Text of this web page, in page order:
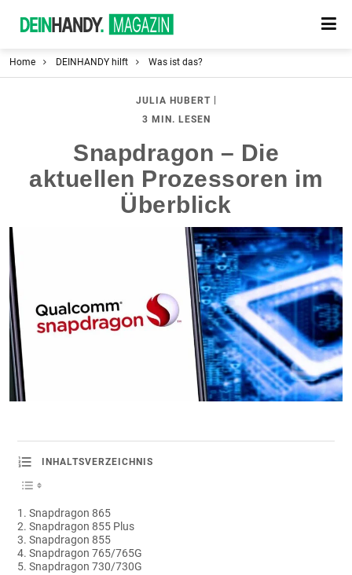
Home DEINHANDY hilft Was ist das?
JULIA HUBERT|
3 MIN. LESEN
Snapdragon – Die
aktuellen Prozessoren im
Überblick
INHALTSVERZEICHNIS
Snapdragon 865
Snapdragon 855 Plus
Snapdragon 855
Snapdragon 765/765G
Snapdragon 730/730G